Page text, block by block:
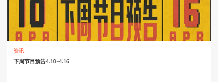
资讯
下周节目预告4.10~4.16